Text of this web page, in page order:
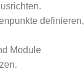
definieren,
Module